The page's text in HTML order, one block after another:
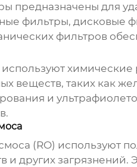
предназначены для
фильтры, дисковые
фильтров
веществ, таких как
и
(RO) используют
и других